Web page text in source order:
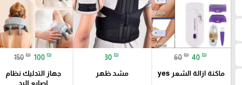
60 ₪ 40 ₪
ماكنة ازالة الشعر yes
30 ₪
مشد ظهر
150 ₪ 100 ₪
جهاز التدليك نظام
اصابع اليد